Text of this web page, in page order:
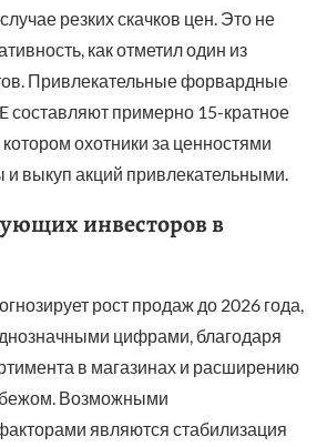
резких скачков цен. Это не
как отметил один из
Привлекательные форвардные
составляют примерно 15-кратное
охотники за ценностями
и выкуп акций привлекательными.
инвесторов в
рост продаж до 2026 года,
цифрами, благодаря
в магазинах и расширению
Возможными
являются стабилизация